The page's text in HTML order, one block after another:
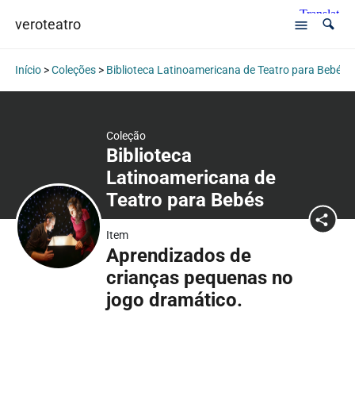
veroteatro
Início>Coleções> Biblioteca Latinoamericana de Teatro para Bebés
Coleção
Biblioteca
Latinoamericana de
Teatro para Bebés
Item
Aprendizados de
crianças pequenas no
jogo dramático.